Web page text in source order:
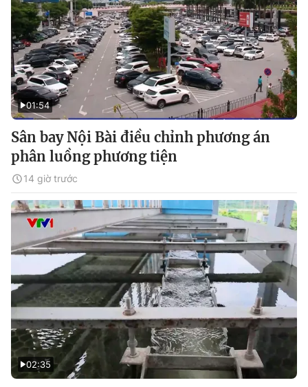
01:54
Sân bay Nội Bài điều chỉnh phương án
phân luồng phương tiện
14 giờ trước
02:35